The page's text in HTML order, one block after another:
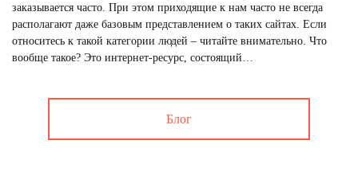
заказывается часто. При этом приходящие к нам часто не всегда
располагают даже базовым представлением о таких сайтах. Если
относитесь к такой категории людей – читайте внимательно. Что
вообще такое? Это интернет-ресурс, состоящий…
Блог